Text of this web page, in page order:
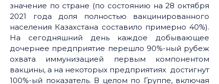
значение по стране (по состоянию на 28 октября
2021 года доля полностью вакцинированного
населения Казахстана составило примерно 40%).
На сегодняшний день каждое добывающее
дочернее предприятие перешло 90%-ный рубеж
охвата иммунизацией первым компонентом
вакцины, а на некоторых предприятиях достигнут
100%-ый показатель. В целом по Группе, включая